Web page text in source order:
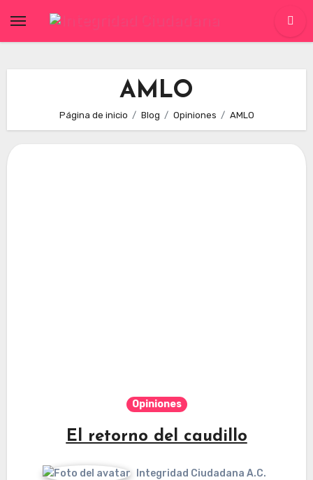
AMLO
Página de inicio Blog Opiniones AMLO
Opiniones
El retorno del caudillo
Integridad Ciudadana A.C.